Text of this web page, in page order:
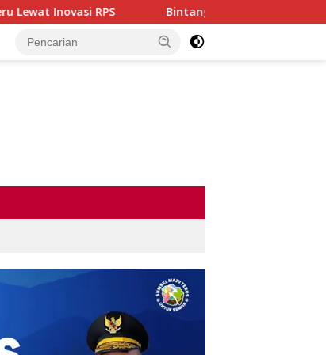
Bintang Dangdut Plus 2026 Resmi Dimulai,